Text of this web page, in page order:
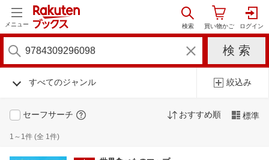
メニュー
すべてのジャンル 絞込み
セーフサーチ おすすめ順 標準
1～1件 (全 1件)